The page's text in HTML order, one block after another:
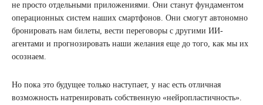
не просто отдельными приложениями. Они станут фундаментом
операционных систем наших смартфонов. Они смогут автономно
бронировать нам билеты, вести переговоры с другими ИИ-
агентами и прогнозировать наши желания еще до того, как мы их
осознаем.
Но пока это будущее только наступает, у нас есть отличная
возможность натренировать собственную «нейропластичность».